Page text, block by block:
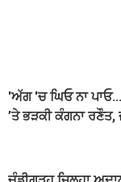
'ਅੱਗ 'ਚ ਘਿਓ ਨਾ
’ਤੇ ਭੜਕੀ ਕੰਗਨਾ ਰਣੌਤ,